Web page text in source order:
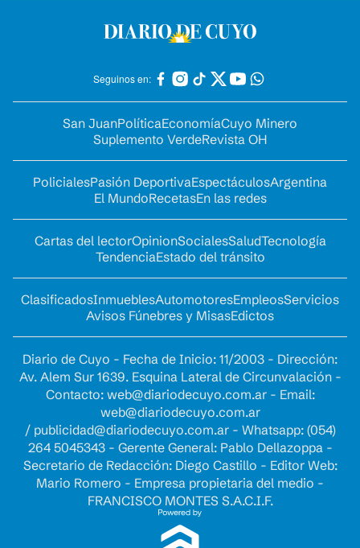
Seguinos en:
San JuanPolíticaEconomíaCuyo Minero
Suplemento VerdeRevista OH
PolicialesPasión DeportivaEspectáculosArgentina
El MundoRecetasEn las redes
Cartas del lectorOpinionSocialesSaludTecnología
TendenciaEstado del tránsito
ClasificadosInmueblesAutomotoresEmpleosServicios
Avisos Fúnebres y MisasEdictos
Diario de Cuyo - Fecha de Inicio: 11/2003 - Dirección:
Av. Alem Sur 1639. Esquina Lateral de Circunvalación -
Contacto: web@diariodecuyo.com.ar- Email:
web@diariodecuyo.com.ar
/ publicidad@diariodecuyo.com.ar- Whatsapp: (054)
264 5045343 - Gerente General: Pablo Dellazoppa -
Secretario de Redacción: Diego Castillo - Editor Web:
Mario Romero - Empresa propietaria del medio -
FRANCISCO MONTES S.A.C.I.F.